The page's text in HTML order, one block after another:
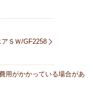
ＳＷ/GF2258
用がかかっている場合があ